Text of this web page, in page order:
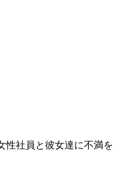
性社員と彼女達に不満を